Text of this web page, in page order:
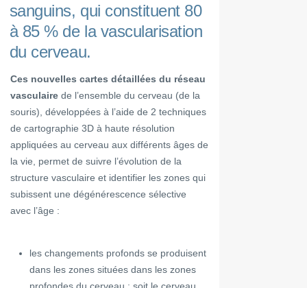
sanguins, qui constituent 80
à 85 % de la vascularisation
du cerveau.
Ces nouvelles cartes détaillées du réseau
vasculaire de l’ensemble du cerveau (de la
souris), développées à l’aide de 2 techniques
de cartographie 3D à haute résolution
appliquées au cerveau aux différents âges de
la vie, permet de suivre l’évolution de la
structure vasculaire et identifier les zones qui
subissent une dégénérescence sélective
avec l’âge :
les changements profonds se produisent
dans les zones situées dans les zones
profondes du cerveau ; soit le cerveau